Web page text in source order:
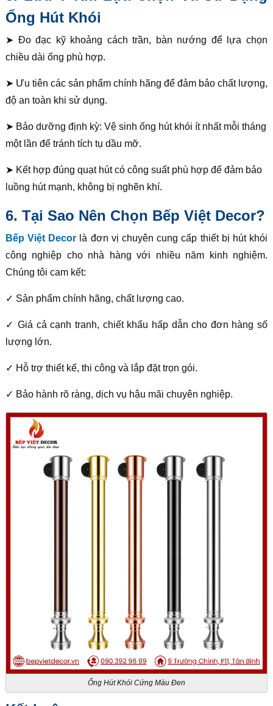
Ống Hút Khói
➤ Đo đạc kỹ khoảng cách trần, bàn nướng để lựa chọn
chiều dài ống phù hợp.
➤ Ưu tiên các sản phẩm chính hãng để đảm bảo chất lượng,
độ an toàn khi sử dụng.
➤ Bảo dưỡng định kỳ: Vệ sinh ống hút khói ít nhất mỗi tháng
một lần để tránh tích tụ dầu mỡ.
➤ Kết hợp đúng quạt hút có công suất phù hợp để đảm bảo
luồng hút mạnh, không bị nghẽn khí.
6. Tại Sao Nên Chọn Bếp Việt Decor?
Bếp Việt Decor là đơn vị chuyên cung cấp thiết bị hút khói
công nghiệp cho nhà hàng với nhiều năm kinh nghiệm.
Chúng tôi cam kết:
✓ Sản phẩm chính hãng, chất lượng cao.
✓ Giá cả cạnh tranh, chiết khấu hấp dẫn cho đơn hàng số
lượng lớn.
✓ Hỗ trợ thiết kế, thi công và lắp đặt trọn gói.
✓ Bảo hành rõ ràng, dịch vụ hậu mãi chuyên nghiệp.
Ống Hút Khói Cứng Màu Đen